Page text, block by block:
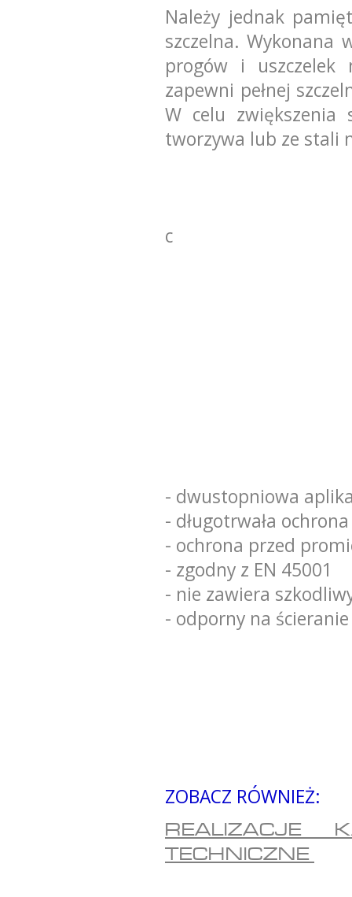
Należy jednak
szczelna. Wykonana
progów i uszczelek
zapewni pełnej
W celu zwiększenia
tworzywa lub ze stali
c
- dwustopniowa
- długotrwała ochrona
- ochrona przed
- zgodny z EN 45001
- nie zawiera
- odporny na ścieranie
ZOBACZ RÓWNIEŻ:
REALIZACJE
TECHNICZNE